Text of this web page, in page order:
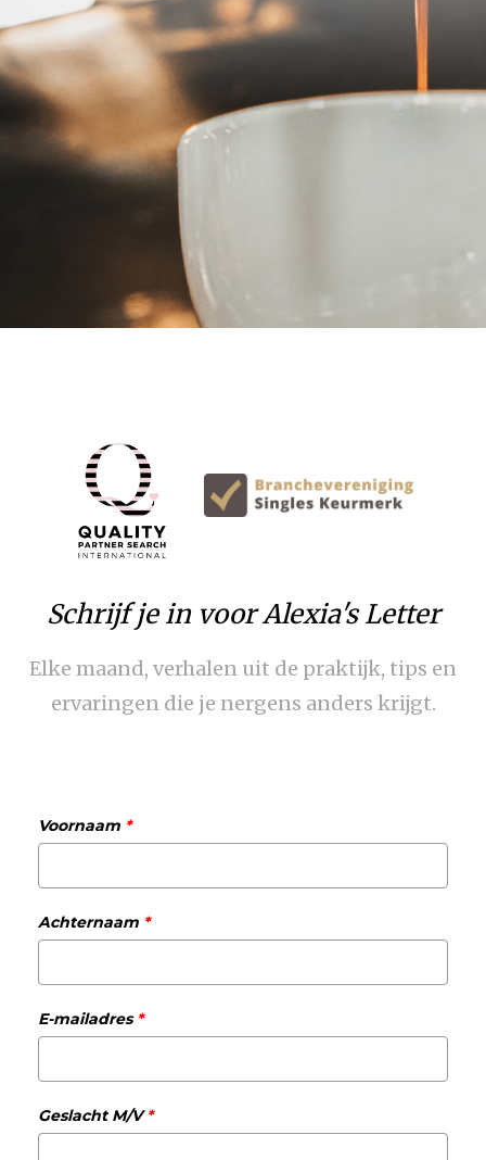
Schrijf je in voor Alexia's Letter
Elke maand, verhalen uit de praktijk, tips en
ervaringen die je nergens anders krijgt.
Voornaam *
Achternaam *
E-mailadres*
Geslacht M/V*